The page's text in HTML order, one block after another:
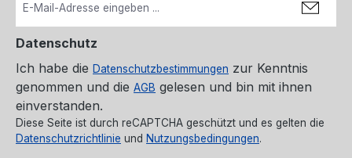
Datenschutz
Ich habe die Datenschutzbestimmungen zur Kenntnis
genommen und die AGB gelesen und bin mit ihnen
einverstanden.
Diese Seite ist durch reCAPTCHA geschützt und es gelten die
Datenschutzrichtlinie und Nutzungsbedingungen.